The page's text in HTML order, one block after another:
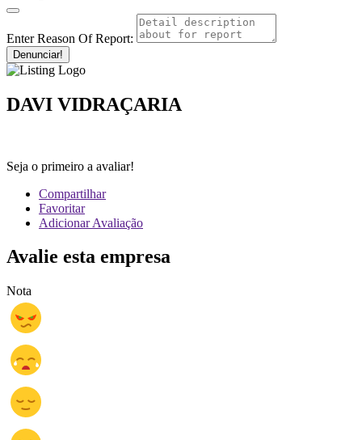
Enter Reason Of Report:
Denunciar!
DAVI VIDRAÇARIA
Seja o primeiro a avaliar!
Compartilhar
Favoritar
Adicionar Avaliação
Avalie esta empresa
Nota